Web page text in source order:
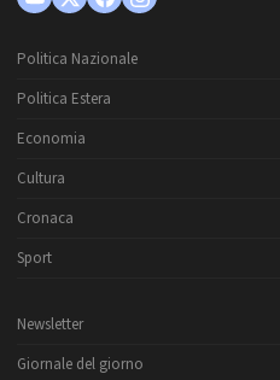
Politica Nazionale
Politica Estera
Economia
Cultura
Cronaca
Sport
Newsletter
Giornale del giorno